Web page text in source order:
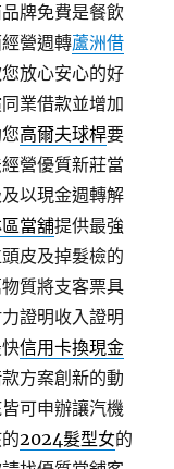
牌免費是餐飲
營週轉蘆洲借
放心安心的好
業借款並增加
高爾夫球桿要
營優質新莊當
以現金週轉解
當舖提供最強
皮及掉髮檢的
質將支客票具
證明收入證明
信用卡換現金
方案創新的動
可申辦讓汽機
2024髮型女的